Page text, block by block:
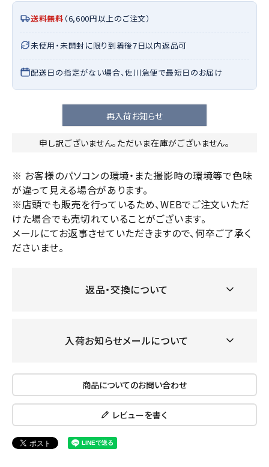
送料無料 （6,600円以上のご注文）
未使用・未開封に限り到着後7日以内返品可
配送日の指定がない場合、佐川急便で最短日のお届け
再入荷お知らせ
申し訳ございません。ただいま在庫がございません。
※ お客様のパソコンの環境・また撮影時の環境等で色味
が違って見える場合があります。
※店頭でも販売を行っているため、WEBでご注文いただ
けた場合でも売切れていることがございます。
メールにてお返事させていただきますので、何卒ご了承く
ださいませ。
返品・交換について
入荷お知らせメールについて
商品についてのお問い合わせ
レビューを書く